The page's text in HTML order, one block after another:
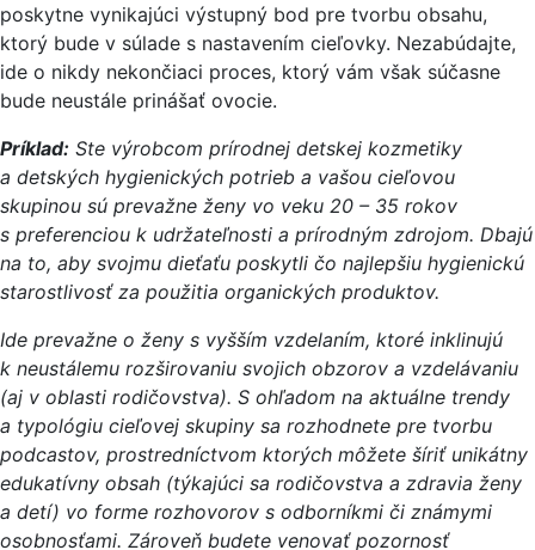
poskytne vynikajúci výstupný bod pre tvorbu obsahu,
ktorý bude v súlade s nastavením cieľovky. Nezabúdajte,
ide o nikdy nekončiaci proces, ktorý vám však súčasne
bude neustále prinášať ovocie.
Príklad: Ste výrobcom prírodnej detskej kozmetiky
a detských hygienických potrieb a vašou cieľovou
skupinou sú prevažne ženy vo veku 20 – 35 rokov
s preferenciou k udržateľnosti a prírodným zdrojom. Dbajú
na to, aby svojmu dieťaťu poskytli čo najlepšiu hygienickú
starostlivosť za použitia organických produktov.
Ide prevažne o ženy s vyšším vzdelaním, ktoré inklinujú
k neustálemu rozširovaniu svojich obzorov a vzdelávaniu
(aj v oblasti rodičovstva). S ohľadom na aktuálne trendy
a typológiu cieľovej skupiny sa rozhodnete pre tvorbu
podcastov, prostredníctvom ktorých môžete šíriť unikátny
edukatívny obsah (týkajúci sa rodičovstva a zdravia ženy
a detí) vo forme rozhovorov s odborníkmi či známymi
osobnosťami. Zároveň budete venovať pozornosť